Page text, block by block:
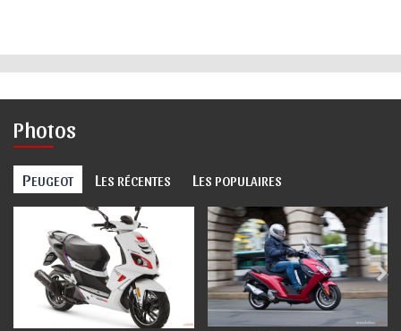
Photos
PEUGEOT L ES RÉCENTES L ES POPULAIRES